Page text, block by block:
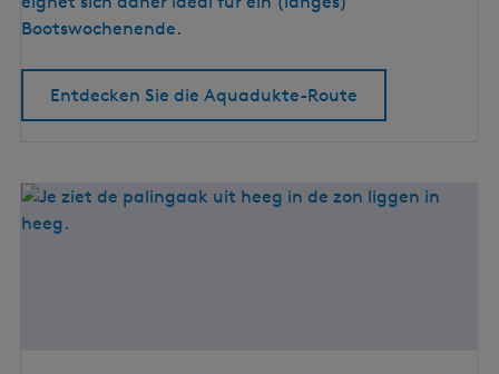
o
Bootswochenende.
Entdecken Sie die Aquadukte-Route